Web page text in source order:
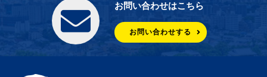
お問い合わせはこちら
お問い合わせする